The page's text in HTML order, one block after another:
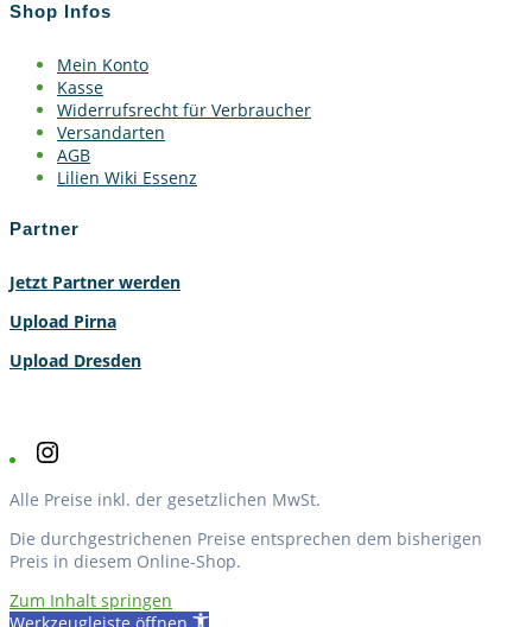
Shop Infos
Mein Konto
Kasse
Widerrufsrecht für Verbraucher
Versandarten
AGB
Lilien Wiki Essenz
Partner
Jetzt Partner werden
Upload Pirna
Upload Dresden
Alle Preise inkl. der gesetzlichen MwSt.
Die durchgestrichenen Preise entsprechen dem bisherigen
Preis in diesem Online-Shop.
Zum Inhalt springen